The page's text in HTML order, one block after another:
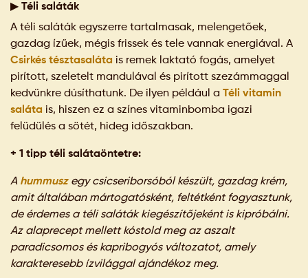
▶ Téli saláták
A téli saláták egyszerre tartalmasak, melengetőek,
gazdag ízűek, mégis frissek és tele vannak energiával. A
Csirkés tésztasaláta is remek laktató fogás, amelyet
pirított, szeletelt mandulával és pirított szezámmaggal
kedvünkre dúsíthatunk. De ilyen például a Téli vitamin
saláta is, hiszen ez a színes vitaminbomba igazi
felüdülés a sötét, hideg időszakban.
+ 1 tipp téli salátaöntetre:
A hummusz egy csicseriborsóból készült, gazdag krém,
amit általában mártogatósként, feltétként fogyasztunk,
de érdemes a téli saláták kiegészítőjeként is kipróbálni.
Az alaprecept mellett kóstold meg az aszalt
paradicsomos és kapribogyós változatot, amely
karakteresebb ízvilággal ajándékoz meg.